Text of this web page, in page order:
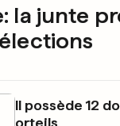
la junte
Il possède 12
orteils